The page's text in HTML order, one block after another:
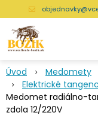
Úvod Medomety
Elektrické
Medomet radiálno-
zdola 12/220V